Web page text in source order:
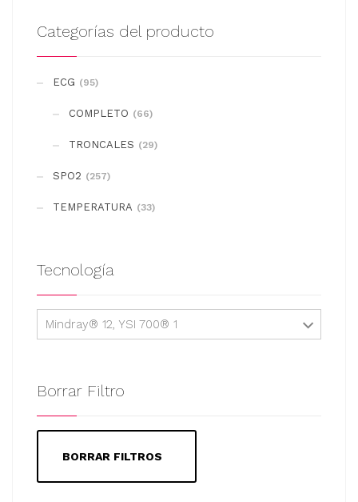
Categorías del producto
ECG (95)
COMPLETO (66)
TRONCALES (29)
SPO2 (257)
TEMPERATURA (33)
Tecnología
Mindray® 12, YSI 700® 1
Borrar Filtro
BORRAR FILTROS